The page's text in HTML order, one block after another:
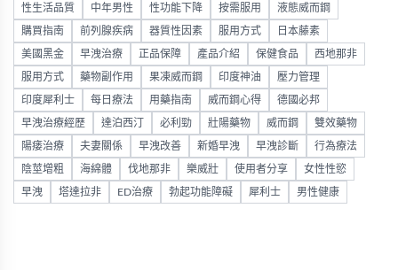
性生活品質 中年男性 性功能下降 按需服用 液態威而鋼
購買指南 前列腺疾病 器質性因素 服用方式 日本藤素
美國黑金 早洩治療 正品保障 產品介紹 保健食品 西地那非
服用方式 藥物副作用 果凍威而鋼 印度神油 壓力管理
印度犀利士 每日療法 用藥指南 威而鋼心得 德國必邦
早洩治療經歷 達泊西汀 必利勁 壯陽藥物 威而鋼 雙效藥物
陽痿治療 夫妻關係 早洩改善 新婚早洩 早洩診斷 行為療法
陰莖增粗 海綿體 伐地那非 樂威壯 使用者分享 女性性慾
早洩 塔達拉非 ED治療 勃起功能障礙 犀利士 男性健康